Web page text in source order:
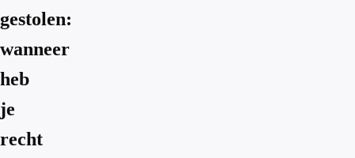
gestolen:
wanneer
heb
je
recht